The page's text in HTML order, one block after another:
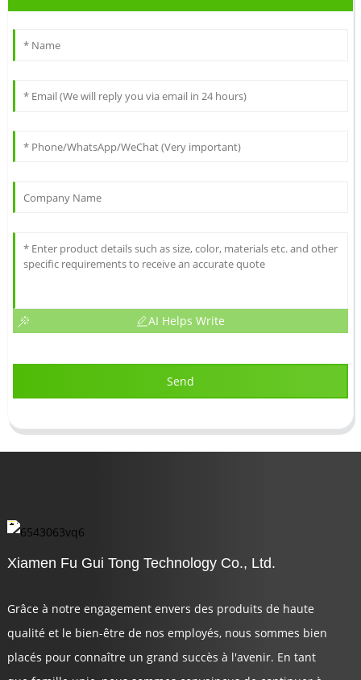
AI Helps Write
Send
Xiamen Fu Gui Tong Technology Co., Ltd.
Grâce à notre engagement envers des produits de haute
qualité et le bien-être de nos employés, nous sommes bien
placés pour connaître un grand succès à l'avenir. En tant